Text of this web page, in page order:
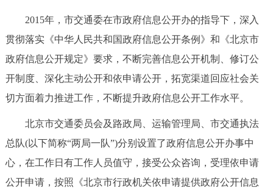
参与调查 在线访谈 图说互动
走进北京
绿色北京 图说北京 视频北京
2015年，市交通委在市政府信息公开办的指导下，深入
贯彻落实《中华人民共和国政府信息公开条例》和《北京市
政府信息公开规定》要求，不断完善信息公开机制、修订公
开制度、深化主动公开和依申请公开，拓宽渠道回应社会关
切方面着力推进工作，不断提升政府信息公开工作水平。
北京市交通委员会及路政局、运输管理局、市交通执法
总队(以下简称“两局一队”)分别设置了政府信息公开办事中
心，在工作日有工作人员值守，接受公众咨询，受理依申请
公开申请，按照《北京市行政机关依申请提供政府公开信息